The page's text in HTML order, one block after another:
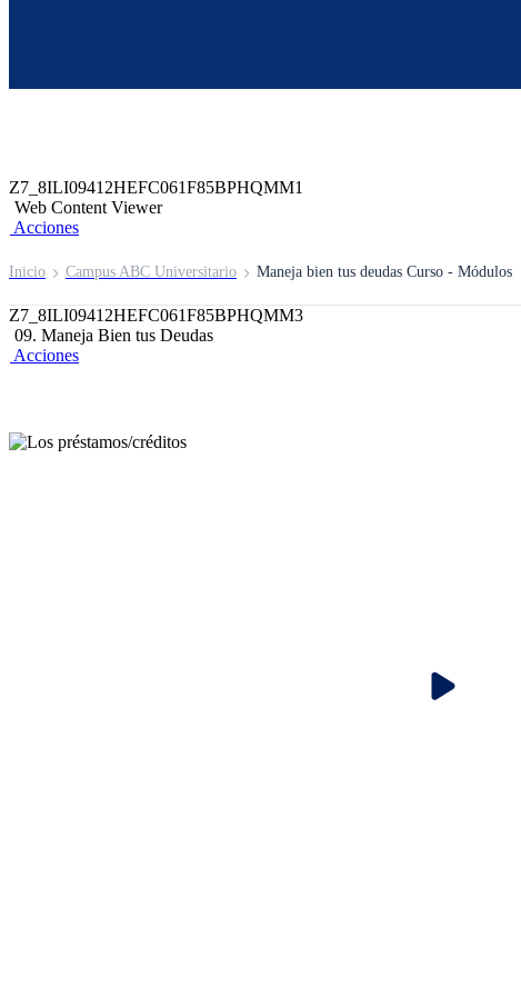
Z7_8ILI09412HEFC061F85BPHQMM1
Web Content Viewer
Acciones
Inicio Campus ABC Universitario Maneja bien tus deudas Curso - Módulos
Z7_8ILI09412HEFC061F85BPHQMM3
09. Maneja Bien tus Deudas
Acciones